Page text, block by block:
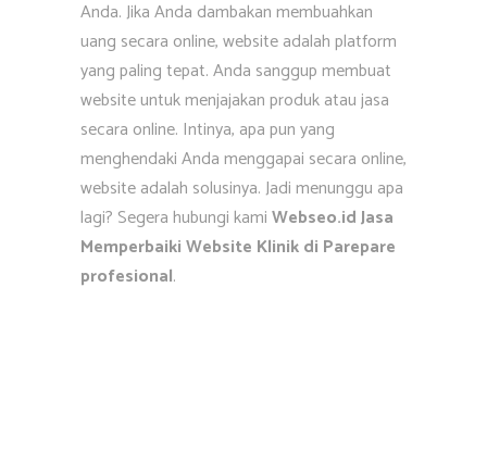
Anda. Jika Anda dambakan membuahkan
uang secara online, website adalah platform
yang paling tepat. Anda sanggup membuat
website untuk menjajakan produk atau jasa
secara online. Intinya, apa pun yang
menghendaki Anda menggapai secara online,
website adalah solusinya. Jadi menunggu apa
lagi? Segera hubungi kamiWebseo.id Jasa
Memperbaiki Website Klinik di Parepare
profesional.